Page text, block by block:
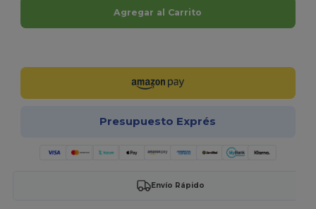
Agregar al Carrito
Presupuesto Exprés
Envío Rápido